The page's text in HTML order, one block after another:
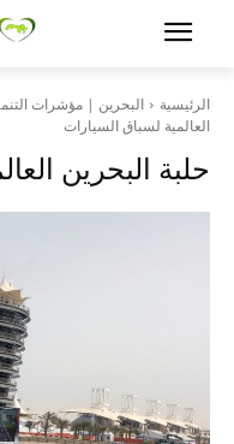
الرئيسية البحرين | مؤشرات
العالمية لسباق السيارات
حلبة البحرين